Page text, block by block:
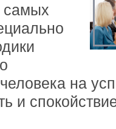
самых
на
и